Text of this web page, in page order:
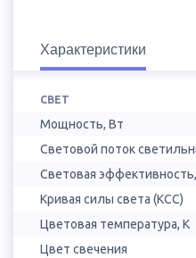
Характеристики
СВЕТ
Мощность, Вт
Световой поток
Световая
Кривая силы света (КСС)
Цветовая температура, К
Цвет свечения